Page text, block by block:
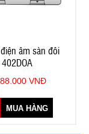
âm sàn đôi
402DOA
VNĐ
MUA HÀNG